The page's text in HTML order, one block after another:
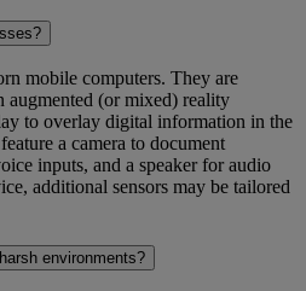
mobile computers. They are
augmented (or mixed) reality
to overlay digital information in the
a camera to document
inputs, and a speaker for audio
additional sensors may be tailored
environments?